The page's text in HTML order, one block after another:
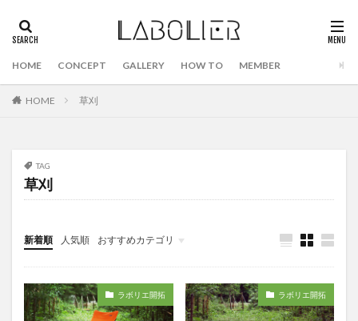
HOME CONCEPT GALLERY HOW TO MEMBER
HOME 草刈
TAG
草刈
新着順 人気順 おすすめカテゴリ
山林購入
ラボリエ開拓
ラボリエキャンプ
ラボリエ開拓 ラボリエ開拓